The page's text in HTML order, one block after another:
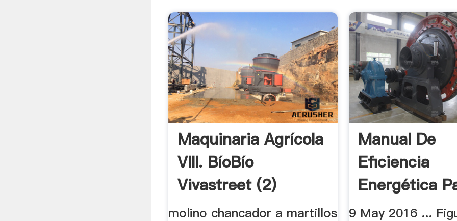
Maquinaria Agrícola
VIII. BíoBío
Vivastreet (2)
molino chancador a martillos
Manual De
Eficiencia
Energética
Minería
9 May 2016 ...